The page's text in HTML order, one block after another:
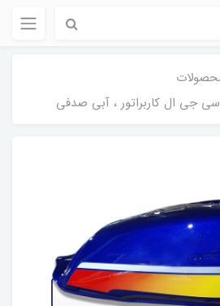
جی ال کاربراتور ، آبی صدفی